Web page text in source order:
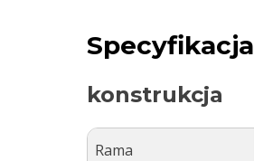
Specyfikacja
konstrukcja
Rama